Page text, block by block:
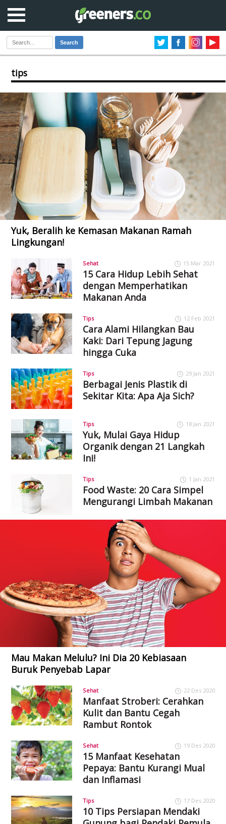
Search
tips
Yuk, Beralih ke Kemasan Makanan Ramah
Lingkungan!
Sehat 15 Mar 2021
15 Cara Hidup Lebih Sehat
dengan Memperhatikan
Makanan Anda
Tips 12 Feb 2021
Cara Alami Hilangkan Bau
Kaki: Dari Tepung Jagung
hingga Cuka
Tips 29 Jan 2021
Berbagai Jenis Plastik di
Sekitar Kita: Apa Aja Sich?
Tips 18 Jan 2021
Yuk, Mulai Gaya Hidup
Organik dengan 21 Langkah
Ini!
Tips 1 Jan 2021
Food Waste: 20 Cara Simpel
Mengurangi Limbah Makanan
Mau Makan Melulu? Ini Dia 20 Kebiasaan
Buruk Penyebab Lapar
Sehat 22 Des 2020
Manfaat Stroberi: Cerahkan
Kulit dan Bantu Cegah
Rambut Rontok
Sehat 19 Des 2020
15 Manfaat Kesehatan
Pepaya: Bantu Kurangi Mual
dan Inflamasi
Tips 17 Des 2020
10 Tips Persiapan Mendaki